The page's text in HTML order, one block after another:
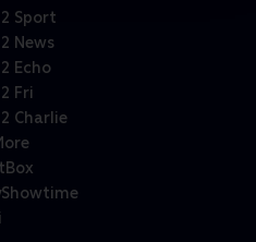
2 Sport
News
Echo
Fri
2 Charlie